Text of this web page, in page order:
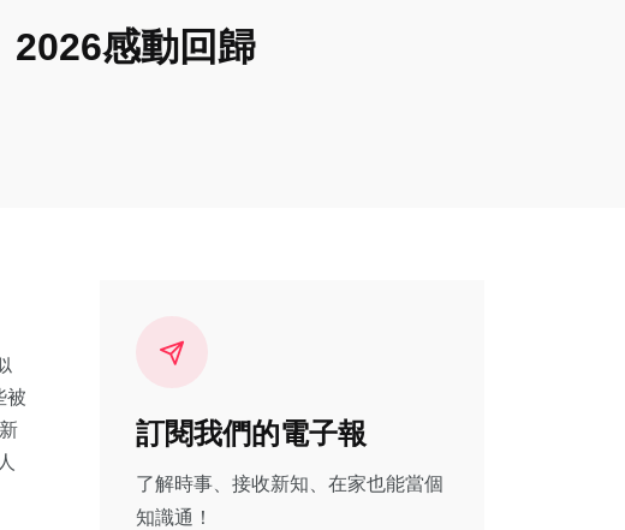
2026感動回歸
被
訂閱我們的電子報
了解時事、接收新知、在家也能當個
知識通！